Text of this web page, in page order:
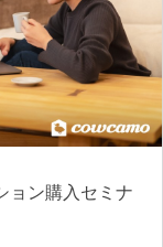
ョン購入セミナ